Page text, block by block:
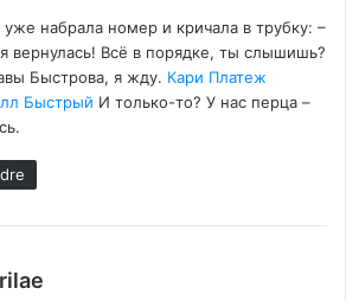
:
уже набрала номер и кричала в трубку: –
вернулась! Всё в порядке, ты слышишь?
Быстрова, я жду. Кари Платеж
Быстрый И только-то? У нас перца –